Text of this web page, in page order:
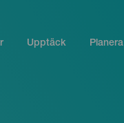
Upptäck Planera